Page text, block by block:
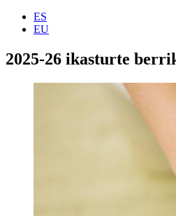
ES
EU
2025-26 ikasturte